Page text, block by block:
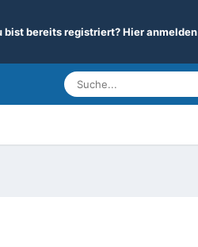
bist bereits registriert? Hier anmelden